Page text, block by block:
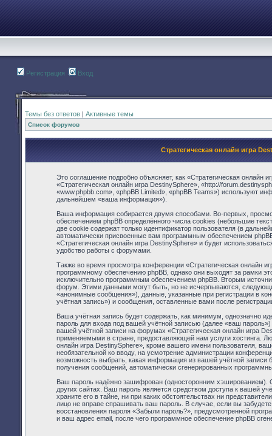
Регистрация Вход
Темы без ответов | Активные темы
Список форумов
Стратегическая онлайн игра
Это соглашение подробно объясняет, как «Стратегическая
«Стратегическая онлайн игра DestinySphere», «http://
«www.phpbb.com», «phpBB Limited», «phpBB Teams») используют
дальнейшем «ваша информация»).
Ваша информация собирается двумя способами. Во-первых,
обеспечением phpBB определённого числа cookies (небольшие
две cookie содержат только идентификатор пользователя (в
автоматически присвоенные вам программным обеспечением
«Стратегическая онлайн игра DestinySphere» и будет
удобство работы с форумами.
Также во время просмотра конференции «Стратегическая онлайн
программному обеспечению phpBB, однако они выходят за рамки
исключительно программным обеспечением phpBB. Вторым
форум. Этими данными могут быть, но не исчерпываются,
«анонимные сообщения»), данные, указанные при регистрации в
учётная запись») и сообщения, оставленные вами после
Ваша учётная запись будет содержать, как минимум, однозначно
пароль для входа под вашей учётной записью (далее «ваш
вашей учётной записи на форумах «Стратегическая онлайн игра
применяемыми в стране, предоставляющей нам услуги хостинга.
онлайн игра DestinySphere», кроме вашего имени пользователя,
необязательной ко вводу, на усмотрение администрации
возможность выбрать, какая информация из вашей учётной записи
получения сообщений, автоматически сгенерированных
Ваш пароль надёжно зашифрован (односторонним хэшированием).
других сайтах. Ваш пароль является средством доступа к вашей
храните его в тайне, ни при каких обстоятельствах ни
лицо не вправе спрашивать ваш пароль. В случае, если вы
восстановления пароля «Забыли пароль?», предусмотренной
и ваш адрес email, после чего программное обеспечение phpBB